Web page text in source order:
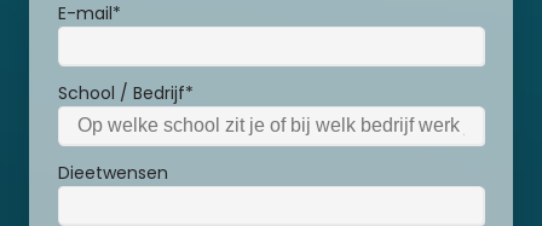
E-mail*
School / Bedrijf*
Dieetwensen